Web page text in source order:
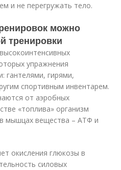
и не перегружать тело.
можно
тренировки
упражнения
гантелями, гирями,
спортивным инвентарем.
от аэробных
«топлива» организм
мышцах вещества – АТФ и
окисления глюкозы в
силовых